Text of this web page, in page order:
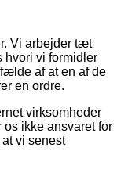
Vi arbejder tæt
hvori vi formidler
af at en af de
en ordre.
virksomheder
ikke ansvaret for
vi senest